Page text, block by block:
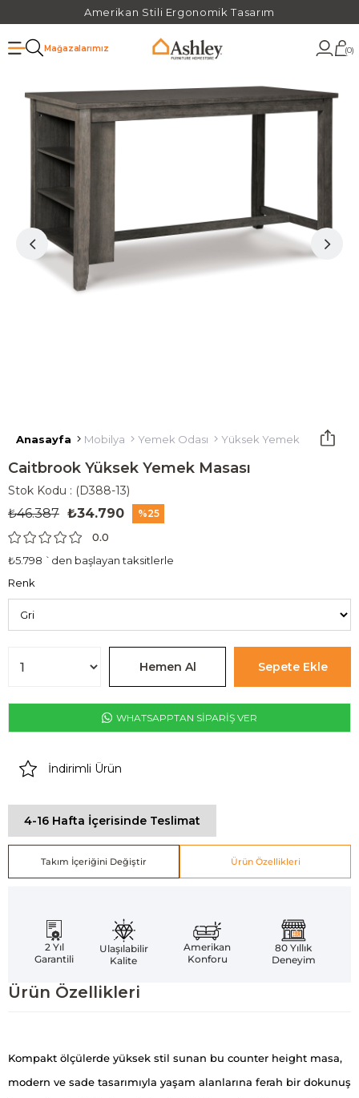
Amerikan Stili Ergonomik Tasarım
Mağazalarımız 0
Anasayfa Mobilya Yemek Odası Yüksek Yemek Masası
Caitbrook Yüksek Yemek Masası
Stok Kodu (D388-13)
₺46.387 ₺34.790 25
0.0
₺5.798 `den başlayan taksitlerle
Renk
WHATSAPPTAN SİPARİŞ VER
İndirimli Ürün
4-16 Hafta İçerisinde Teslimat
Takım İçeriğini Değiştir Ürün Özellikleri
2 Yıl
Garantili
Ulaşılabilir
Kalite
Amerikan
Konforu
80 Yıllık
Deneyim
Ürün Özellikleri
Kompakt ölçülerde yüksek stil sunan bu counter height masa,
modern ve sade tasarımıyla yaşam alanlarına ferah bir dokunuş